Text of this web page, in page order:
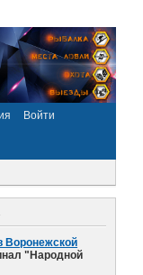
Войти
Воронежской
"Народной